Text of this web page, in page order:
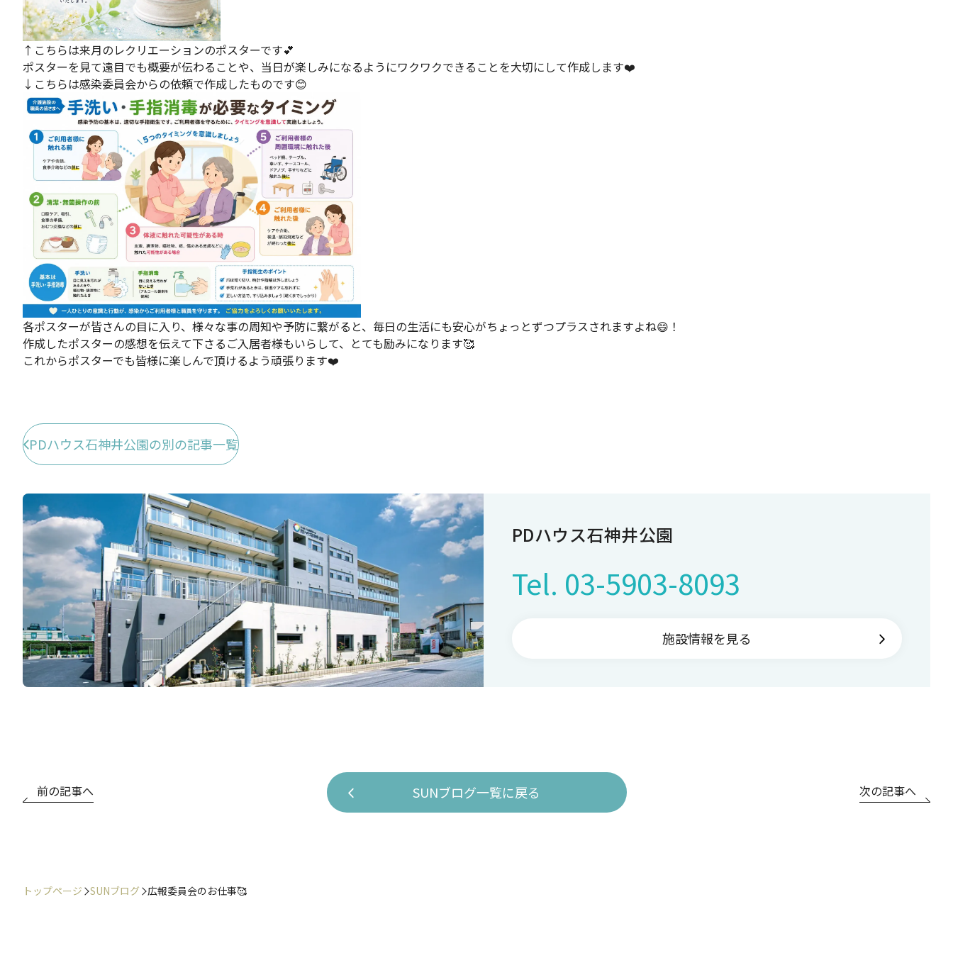
↑こちらは来月のレクリエーションのポスターです💕
ポスターを見て遠目でも概要が伝わることや、当日が楽しみになるようにワクワクできることを大切にして作成します❤️
↓こちらは感染委員会からの依頼で作成したものです😊
各ポスターが皆さんの目に入り、様々な事の周知や予防に繋がると、毎日の生活にも安心がちょっとずつプラスされますよね😄！
作成したポスターの感想を伝えて下さるご入居者様もいらして、とても励みになります🥰
これからポスターでも皆様に楽しんで頂けるよう頑張ります❤️
PDハウス石神井公園の別の記事一覧
PDハウス石神井公園
Tel. 03-5903-8093
施設情報を見る
前の記事へ SUNブログ一覧に戻る 次の記事へ
トップページ SUNブログ 広報委員会のお仕事🥰